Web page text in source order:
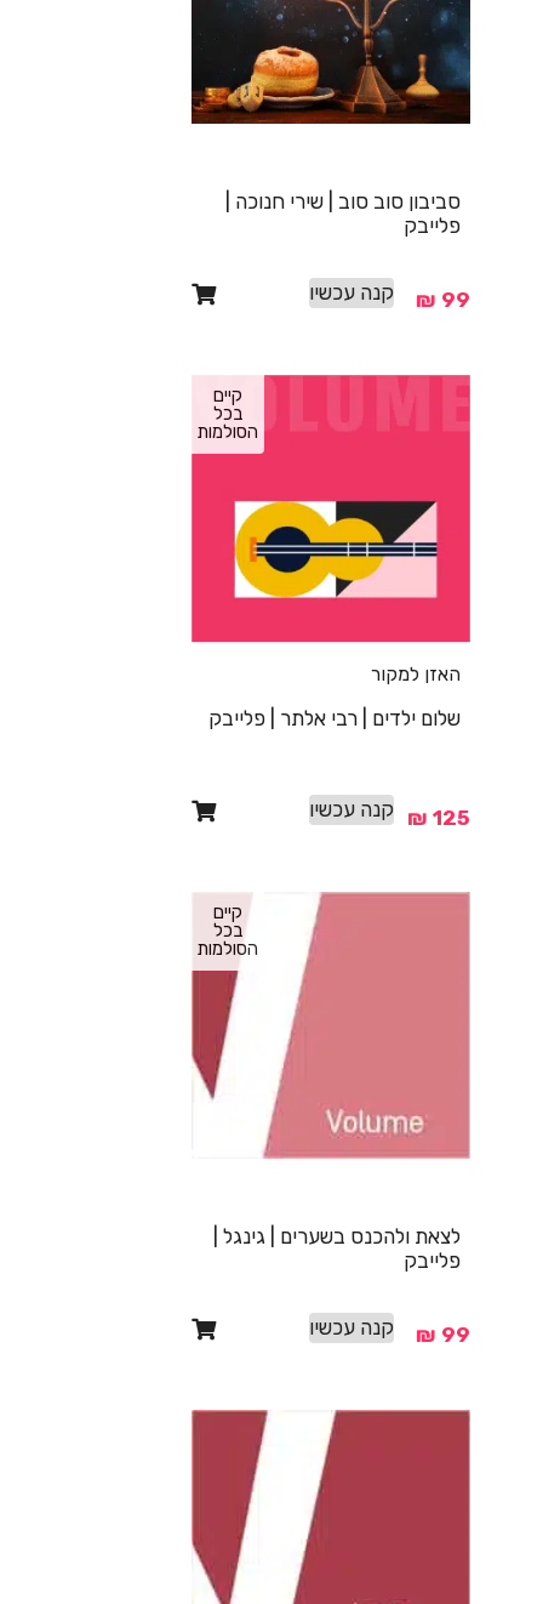
סביבון סוב סוב | שירי חנוכה |
פלייבק
₪ 99 קנה עכשיו
קיים
בכל
הסולמות
האזן למקור
שלום ילדים | רבי אלתר | פלייבק
₪ 125 קנה עכשיו
קיים
בכל
הסולמות
לצאת ולהכנס בשערים | גינגל |
פלייבק
₪ 99 קנה עכשיו